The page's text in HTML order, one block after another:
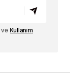
ve Kullanım